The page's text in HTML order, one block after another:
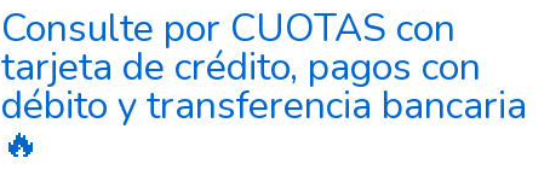
Consulte por CUOTAS con
tarjeta de crédito, pagos con
débito y transferencia bancaria
🔥